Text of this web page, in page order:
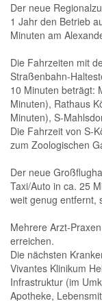
Der neue
1 Jahr den Betrieb
Minuten am
Die Fahrzeiten mit
Straßenbahn-
10 Minuten beträgt:
Minuten), Rathaus
Minuten), S-
Die Fahrzeit von S-
zum Zoologischen
Der neue
Taxi/Auto in ca. 25
weit genug entfernt,
Mehrere Arzt-
erreichen.
Die nächsten
Vivantes Klinikum
Infrastruktur (im
Apotheke,